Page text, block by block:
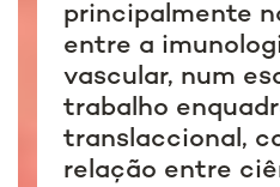
principalmente
entre a
vascular, num
trabalho
translaccional,
relação entre